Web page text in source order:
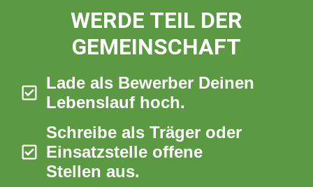
WERDE TEIL DER
GEMEINSCHAFT
Lade als Bewerber Deinen
Lebenslauf hoch.
Schreibe als Träger oder
Einsatzstelle offene
Stellen aus.